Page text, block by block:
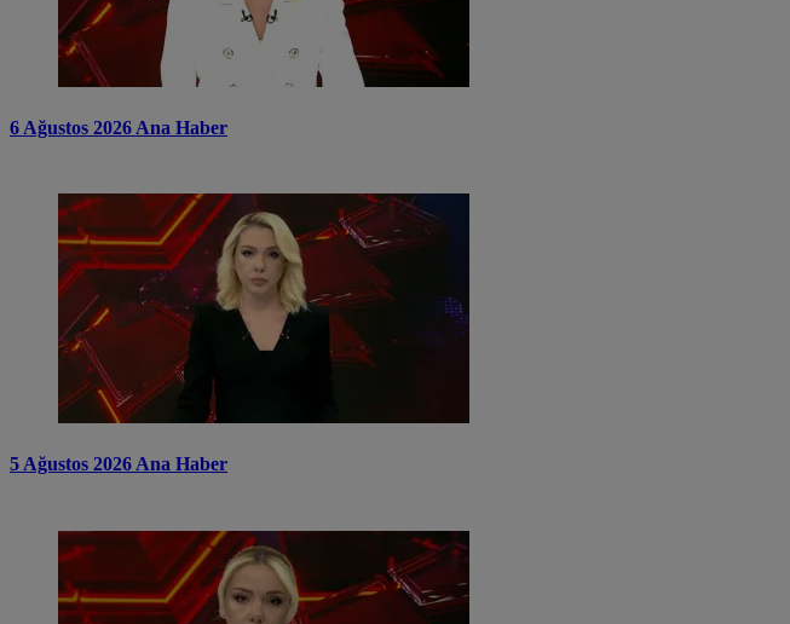
6 Ağustos 2026 Ana Haber
5 Ağustos 2026 Ana Haber